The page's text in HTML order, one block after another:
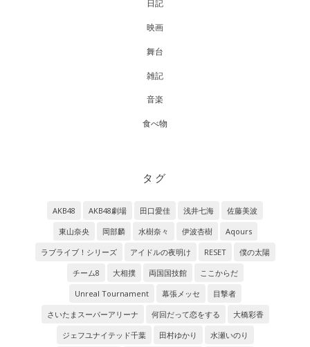
日記
映画
舞台
雑記
音楽
食べ物
タグ
AKB48 AKB48劇場 田口愛佳 浅井七海
佐藤美波
東山奈央
岡部麟 水樹奈々 伊波杏樹
Aqours
ラブライブ！シリーズ
アイドルの夜明け RESET
僕の太陽
チーム8
大相撲 両国国技館
ここからだ
Unreal Tournament
幕張メッセ
目撃者
さいたまスーパーアリーナ
何回だって恋をする
大橋彩香
ジェフユナイテッド千葉
田村ゆかり
水瀬いのり